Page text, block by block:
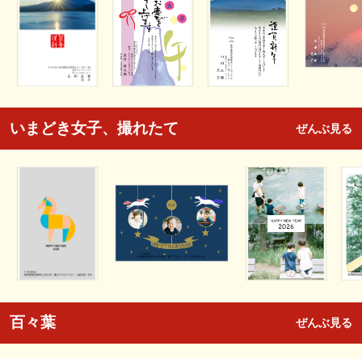
いまどき女子、撮れたて ぜんぶ見る
百々葉 ぜんぶ見る